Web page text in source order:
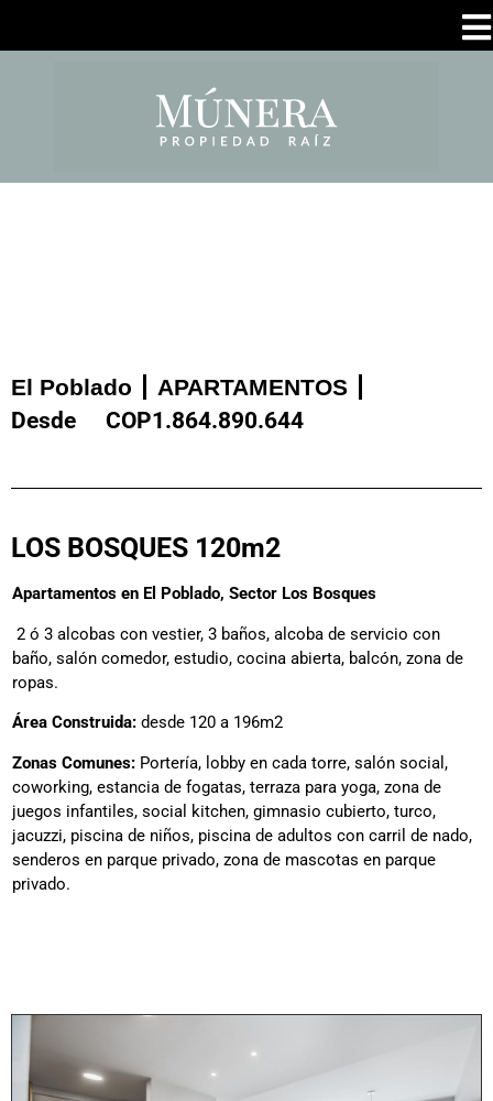
El Poblado APARTAMENTOS
Desde COP1.864.890.644
LOS BOSQUES 120m2
Apartamentos en El Poblado, Sector Los Bosques
2 ó 3 alcobas con vestier, 3 baños, alcoba de servicio con
baño, salón comedor, estudio, cocina abierta, balcón, zona de
ropas.
Área Construida: desde 120 a 196m2
Zonas Comunes: Portería, lobby en cada torre, salón social,
coworking, estancia de fogatas, terraza para yoga, zona de
juegos infantiles, social kitchen, gimnasio cubierto, turco,
jacuzzi, piscina de niños, piscina de adultos con carril de nado,
senderos en parque privado, zona de mascotas en parque
privado.